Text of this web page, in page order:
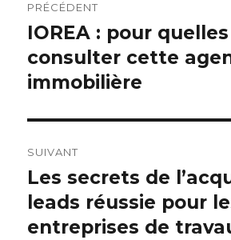
de
l’article
PRÉCÉDENT
Article
précédent :
IOREA : pour
consulter cette
immobilière
SUIVANT
Article
suivant :
Les secrets de
leads réussie pour
entreprises de